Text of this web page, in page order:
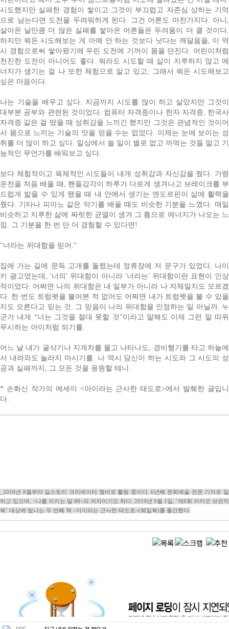
시도했지만 실패한 경험이 쌓이고 그것이 부끄럽고 자존심 상하는 기억
으로 남는다면 도전을 두려워하게 된다. 그건 어른도 마찬가지다. 아니,
살아온 날만큼 더 많은 실패를 쌓아온 어른들은 두려움이 더 클 것이다.
하지만 뭐든 시도해보는 게 아예 안 하는 것보다 낫다는 깨달음을, 이 역
시 경험으로써 쌓아왔기에 우린 도전에 기꺼이 몸을 던진다. 어린이처럼
천진한 도전이 아니어도 좋다. 뭐라도 시도할 때 삶이 지루하지 않고 에
너지가 생기는 걸 나 또한 체험으로 알고 있고, 그래서 뭐든 시도해보고
싶은 마음이다.
나는 기술을 배우고 싶다. 지금까지 시도를 많이 하고 살았지만 그것이
대부분 공부와 관련된 것이었다. 컴퓨터 자격증이나 한자 자격증, 한국사
자격증 같은 걸 땄을 때 성취감을 느끼긴 했지만 그것은 관념적인 것이어
서 몸으로 느끼는 기술의 맛을 얻을 수는 없었다. 이제는 눈에 보이는 성
취를 더 많이 하고 싶다. 일상에서 쓸 일이 별로 없고 까먹는 것들 말고 기
능적인 무언가를 배워보고 싶다.
보다 체험적이고 육체적인 시도들이 내게 성취감과 자신감을 줬다. 가령
운전을 처음 배울 때, 핸들감각이 하루가 다르게 생겨나고 브레이크를 부
드럽게 밟을 수 있게 됐을 때 내 안에서 생기는 엔도르핀이 삶에 활력을
줬다. 기타나 피아노 같은 악기를 배울 때도 비슷한 기분을 느꼈다. 매일
비슷하고 지루한 삶에 짜릿한 균열이 생겨 그 틈으로 에너지가 나오는 느
낌. 그 기분을 한 번 만 더 경험할 수 있다면!
"너라는 위대함을 믿어."
집에 가는 길에 문득 고개를 돌렸는데 정류장에 저 문구가 있었다. 나이
키 광고였는데, '너의' 위대함이 아니라 '너라는' 위대함이란 표현이 인상
적이었다. 어쩌면 나의 위대함은 내 일부가 아니라 나 자체일지도 모르겠
다. 한 번도 트럼펫을 불어본 적 없어도 어쩌면 내가 트럼펫을 불 수 있을
지도 모른다고 믿는 것. 그 믿음이 나의 위대함을 인정하는 일 아닐까. 누
군가 내게 “너는 그것을 절대 못할 것”이라고 말해도 이제 그런 말 따위
무시하는 아이처럼 되기를.
어느 날 내가 굴삭기나 지게차를 몰고 나타나도, 경비행기를 타고 하늘에
서 내려와도 놀라지 마시기를. 나 역시 당신이 하는 시도와 그 시도의 성
공과 실패까지, 그 모든 것을 응원할 테니.
* 손화신 작가의 에세이 <아이라는 근사한 태도로>에서 발췌한 글입니
다.
_2016년 8월부터 길스토리 크리에이터 멤버로 활동 중이다. 6년째 문화예술 전문 기자로 일
하고 있으며, <나를 지키는 말 88>의 저자이기도 하다. 2019년 9월 1일, ‘제6회 카카오 브런치
북’ 대상에 빛나는 두 번째 책 <아이라는 근사한 태도로>(웨일북)를 출간했다.